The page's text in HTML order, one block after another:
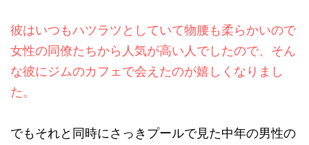
彼はいつもハツラツとしていて物腰も柔らかいので
女性の同僚たちから人気が高い人でしたので、そん
な彼にジムのカフェで会えたのが嬉しくなりまし
た。
でもそれと同時にさっきプールで見た中年の男性の